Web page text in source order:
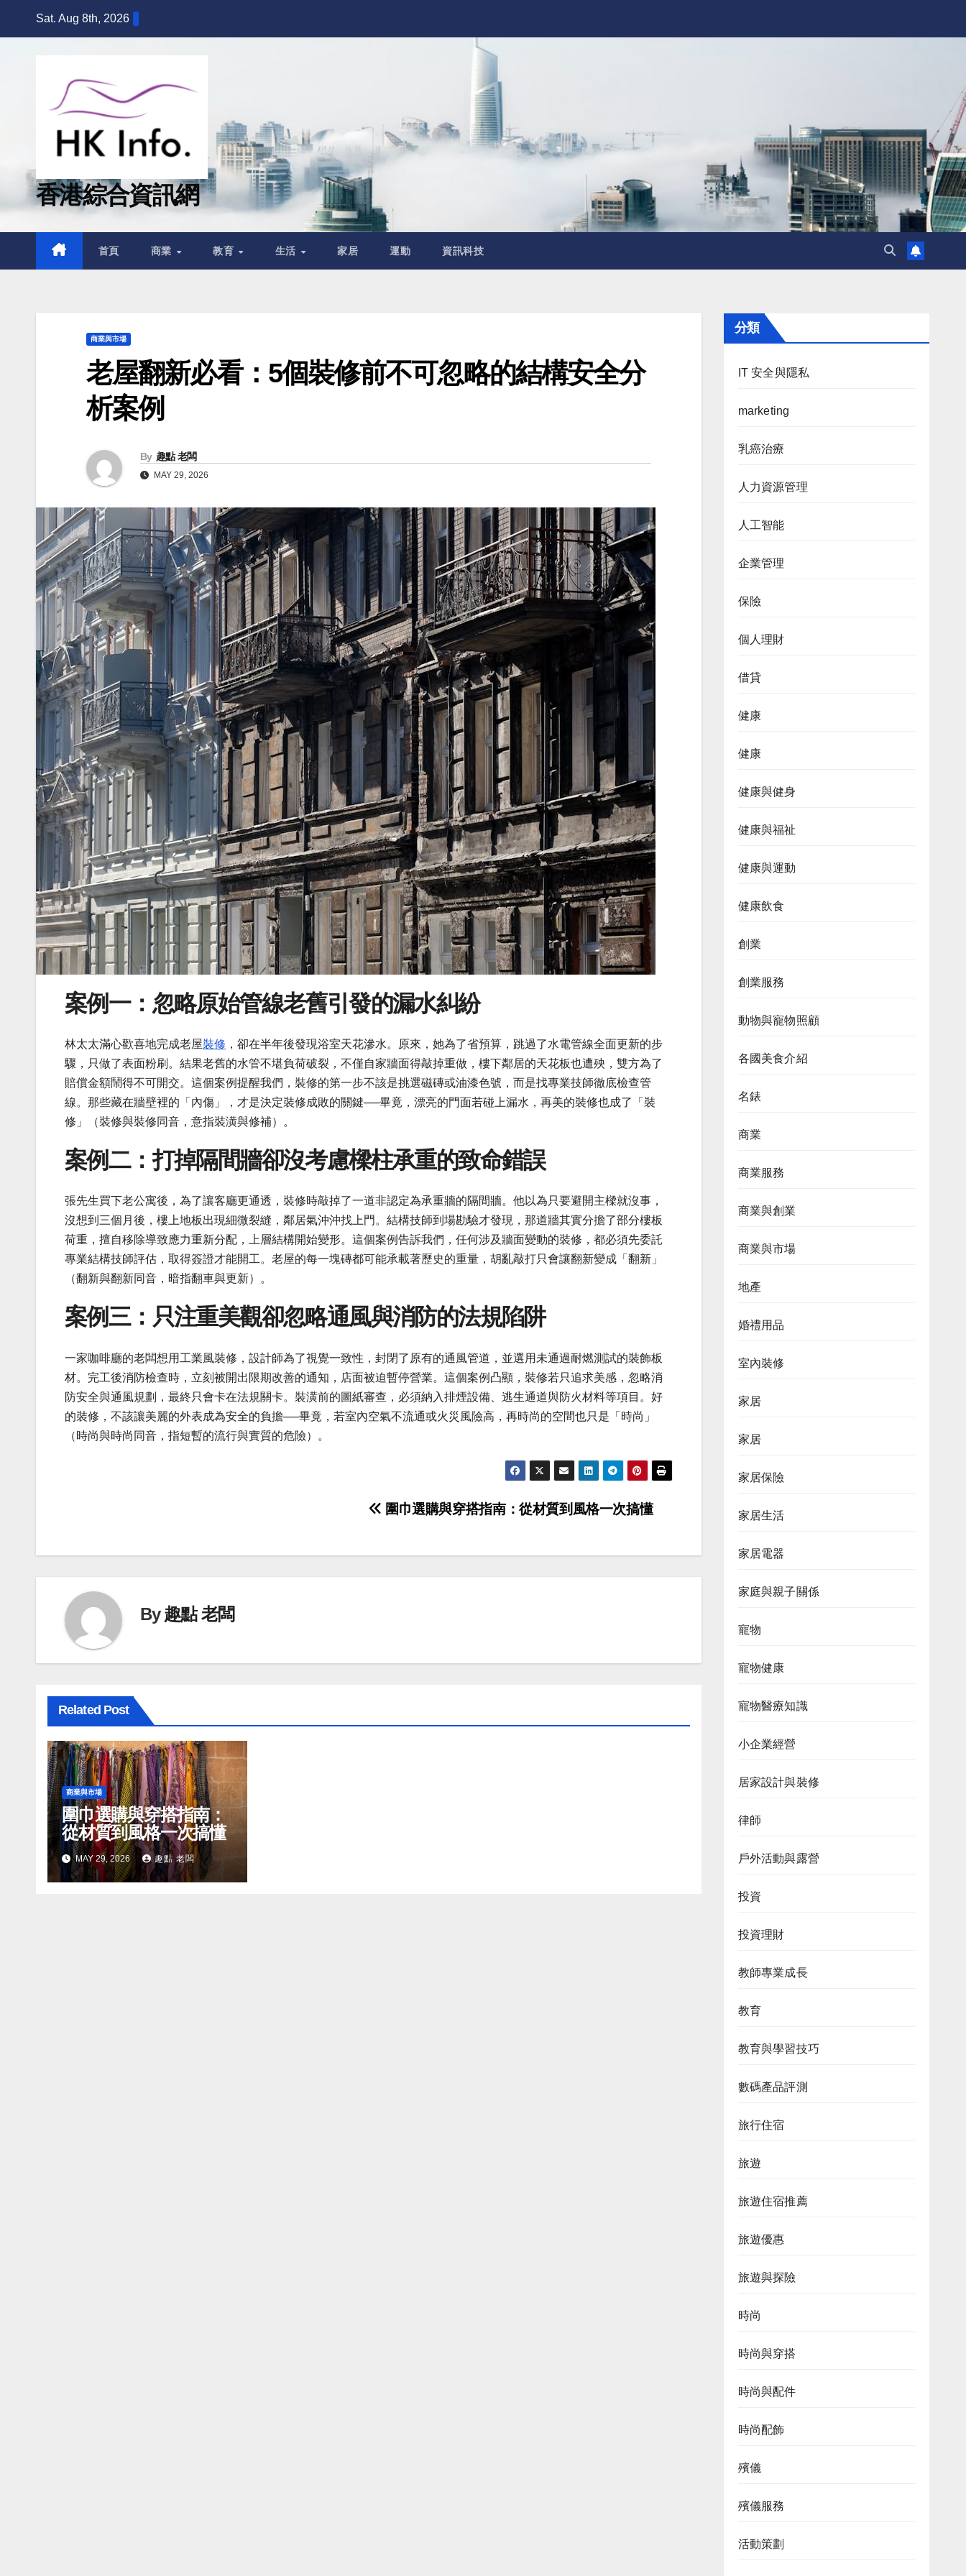
Sat. Aug 8th, 2026
香港綜合資訊網
首頁 商業 教育 生活 家居 運動 資訊科技
商業與市場
老屋翻新必看：5個裝修前不可忽略的結構安全分
析案例
By 趣點 老闆
MAY 29, 2026
案例一：忽略原始管線老舊引發的漏水糾紛
林太太滿心歡喜地完成老屋裝修 ，卻在半年後發現浴室天花滲水。原來，她為了省預算，跳過了水電管線全面更新的步
驟，只做了表面粉刷。結果老舊的水管不堪負荷破裂，不僅自家牆面得敲掉重做，樓下鄰居的天花板也遭殃，雙方為了
賠償金額鬧得不可開交。這個案例提醒我們，裝修的第一步不該是挑選磁磚或油漆色號，而是找專業技師徹底檢查管
線。那些藏在牆壁裡的「內傷」，才是決定裝修成敗的關鍵──畢竟，漂亮的門面若碰上漏水，再美的裝修也成了「裝
修」（裝修與裝修同音，意指裝潢與修補）。
案例二：打掉隔間牆卻沒考慮樑柱承重的致命錯誤
張先生買下老公寓後，為了讓客廳更通透，裝修時敲掉了一道非認定為承重牆的隔間牆。他以為只要避開主樑就沒事，
沒想到三個月後，樓上地板出現細微裂縫，鄰居氣沖沖找上門。結構技師到場勘驗才發現，那道牆其實分擔了部分樓板
荷重，擅自移除導致應力重新分配，上層結構開始變形。這個案例告訴我們，任何涉及牆面變動的裝修，都必須先委託
專業結構技師評估，取得簽證才能開工。老屋的每一塊磚都可能承載著歷史的重量，胡亂敲打只會讓翻新變成「翻新」
（翻新與翻新同音，暗指翻車與更新）。
案例三：只注重美觀卻忽略通風與消防的法規陷阱
一家咖啡廳的老闆想用工業風裝修，設計師為了視覺一致性，封閉了原有的通風管道，並選用未通過耐燃測試的裝飾板
材。完工後消防檢查時，立刻被開出限期改善的通知，店面被迫暫停營業。這個案例凸顯，裝修若只追求美感，忽略消
防安全與通風規劃，最終只會卡在法規關卡。裝潢前的圖紙審查，必須納入排煙設備、逃生通道與防火材料等項目。好
的裝修，不該讓美麗的外表成為安全的負擔──畢竟，若室內空氣不流通或火災風險高，再時尚的空間也只是「時尚」
（時尚與時尚同音，指短暫的流行與實質的危險）。
圍巾選購與穿搭指南：從材質到風格一次搞懂
By趣點 老闆
Related Post
商業與市場
圍巾選購與穿搭指南：
從材質到風格一次搞懂
MAY 29, 2026 趣點 老闆
分類
IT 安全與隱私
marketing
乳癌治療
人力資源管理
人工智能
企業管理
保險
個人理財
借貸
健康
健康
健康與健身
健康與福祉
健康與運動
健康飲食
創業
創業服務
動物與寵物照顧
各國美食介紹
名錶
商業
商業服務
商業與創業
商業與市場
地產
婚禮用品
室內裝修
家居
家居
家居保險
家居生活
家居電器
家庭與親子關係
寵物
寵物健康
寵物醫療知識
小企業經營
居家設計與裝修
律師
戶外活動與露營
投資
投資理財
教師專業成長
教育
教育與學習技巧
數碼產品評測
旅行住宿
旅遊
旅遊住宿推薦
旅遊優惠
旅遊與探險
時尚
時尚與穿搭
時尚與配件
時尚配飾
殯儀
殯儀服務
活動策劃